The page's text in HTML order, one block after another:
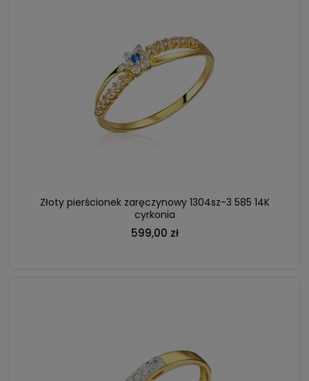
Złoty pierścionek zaręczynowy 1304sz-3 585 14K
cyrkonia
599,00 zł
DO KOSZYKA